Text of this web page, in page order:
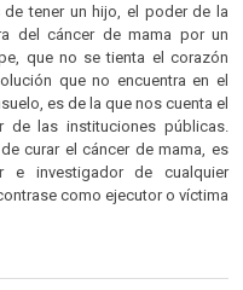
tener un hijo, el poder de la
del cáncer de mama por un
que no se tienta el corazón
que no encuentra en el
es de la que nos cuenta el
las instituciones públicas.
curar el cáncer de mama, es
e investigador de cualquier
como ejecutor o víctima